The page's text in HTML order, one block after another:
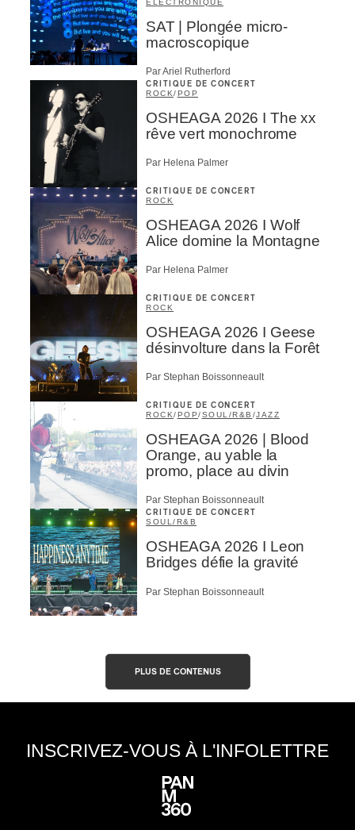
SAT | Plongée micro-
macroscopique
Par Ariel Rutherford
CRITIQUE DE CONCERT
ROCK/POP
OSHEAGA 2026 I The xx
rêve vert monochrome
Par Helena Palmer
CRITIQUE DE CONCERT
ROCK
OSHEAGA 2026 I Wolf
Alice domine la Montagne
Par Helena Palmer
CRITIQUE DE CONCERT
ROCK
OSHEAGA 2026 I Geese
désinvolture dans la Forêt
Par Stephan Boissonneault
CRITIQUE DE CONCERT
ROCK/POP/SOUL/R&B /JAZZ
OSHEAGA 2026 | Blood
Orange, au yable la
promo, place au divin
Par Stephan Boissonneault
CRITIQUE DE CONCERT
SOUL/R&B
OSHEAGA 2026 I Leon
Bridges défie la gravité
Par Stephan Boissonneault
PLUS DE CONTENUS
INSCRIVEZ-VOUS À L'INFOLETTRE